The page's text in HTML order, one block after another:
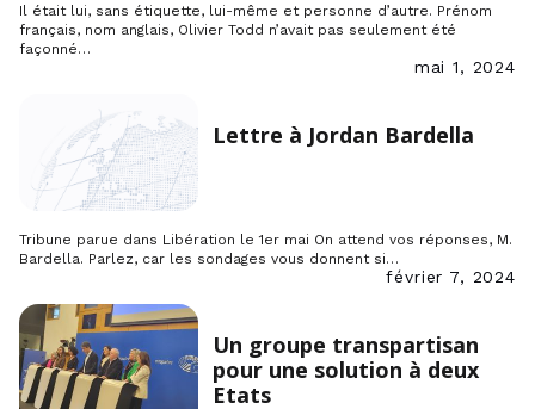
Il était lui, sans étiquette, lui-même et personne d’autre. Prénom
français, nom anglais, Olivier Todd n’avait pas seulement été
façonné…
mai 1, 2024
Lettre à Jordan Bardella
Tribune parue dans Libération le 1er mai On attend vos réponses, M.
Bardella. Parlez, car les sondages vous donnent si…
février 7, 2024
Un groupe transpartisan
pour une solution à deux
Etats